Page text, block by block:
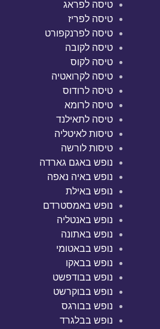
טיסה לפראג
טיסה לפריז
טיסה לפרנקפורט
טיסה לקובה
טיסה לקוס
טיסה לקרואטיה
טיסה לרודוס
טיסה לרומא
טיסה לתאילנד
טיסות לאיטליה
טיסות לורשה
נופש באגם גארדה
נופש באיה נאפה
נופש באילת
נופש באמסטרדם
נופש באנטליה
נופש באתונה
נופש בבאטומי
נופש בבאקו
נופש בבודפשט
נופש בבוקרשט
נופש בבורגס
נופש בבלגרד